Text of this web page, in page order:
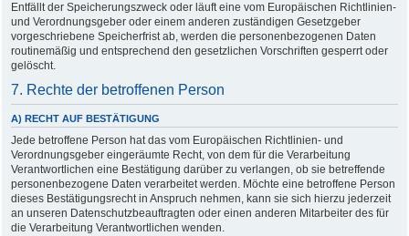
Entfällt der Speicherungszweck oder läuft eine vom Europäischen Richtlinien-
und Verordnungsgeber oder einem anderen zuständigen Gesetzgeber
vorgeschriebene Speicherfrist ab, werden die personenbezogenen Daten
routinemäßig und entsprechend den gesetzlichen Vorschriften gesperrt oder
gelöscht.
7. Rechte der betroffenen Person
A) RECHT AUF BESTÄTIGUNG
Jede betroffene Person hat das vom Europäischen Richtlinien- und
Verordnungsgeber eingeräumte Recht, von dem für die Verarbeitung
Verantwortlichen eine Bestätigung darüber zu verlangen, ob sie betreffende
personenbezogene Daten verarbeitet werden. Möchte eine betroffene Person
dieses Bestätigungsrecht in Anspruch nehmen, kann sie sich hierzu jederzeit
an unseren Datenschutzbeauftragten oder einen anderen Mitarbeiter des für
die Verarbeitung Verantwortlichen wenden.